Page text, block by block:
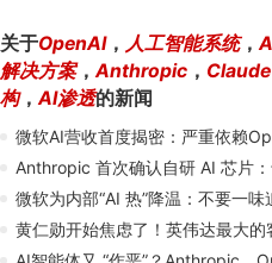
关于OpenAI， 人工智能系统，
解决方案，Anthropic ， Claude
构，AI渗透的新闻
微软AI营收首度揭密：严重依赖